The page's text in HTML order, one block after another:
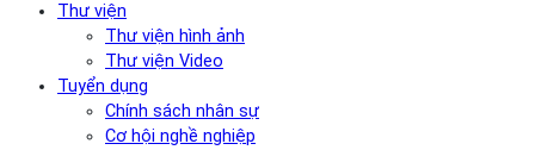
Thư viện
Thư viện hình ảnh
Thư viện Video
Tuyển dụng
Chính sách nhân sự
Cơ hội nghề nghiệp